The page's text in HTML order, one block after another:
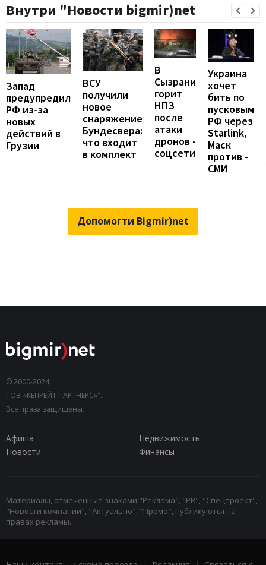
Внутри "Новости bigmir)net
Запад
предупредил
РФ из-за
новых
действий в
Грузии
ВСУ
получили
новое
снаряжение
Бундесвера:
что входит
в комплект
В
Сызрани
горит
НПЗ
после
атаки
дронов -
соцсети
Украина
хочет
бить по
пусковым
РФ через
Starlink,
Маск
против -
СМИ
Допомогти Bigmir)net
© 2000-2024,
ТОВ «КЕПРЕЙТ ПАРТНЕРС»".
Все права защищены.
Афиша
Недвижимость
Новости
Финансы
Материалы, отмеченные знаками "Реклама", "PR", "Спецпроект",
"Новости компаний", "Актуально", "Промо", публикуются на
правах рекламы.